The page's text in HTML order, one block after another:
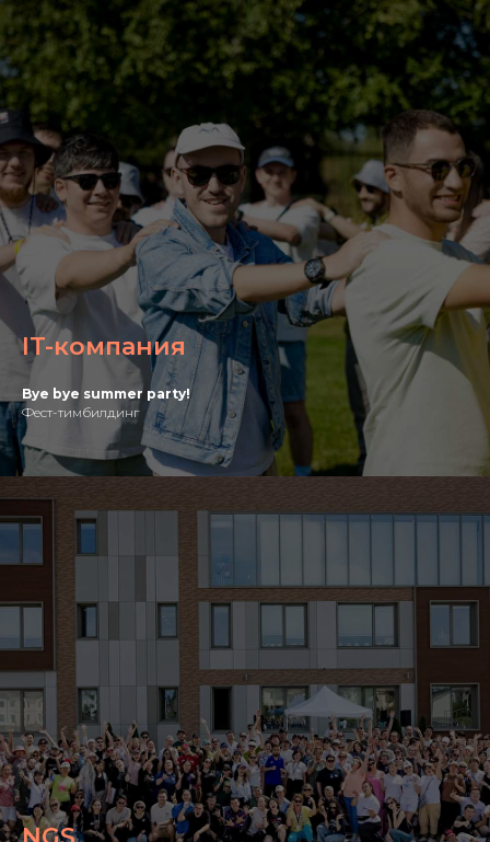
IT-компания
Bye bye summer party!
Фест-тимбилдинг